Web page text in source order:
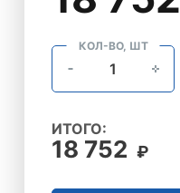
КОЛ-ВО, ШТ
ИТОГО:
18 752 ₽